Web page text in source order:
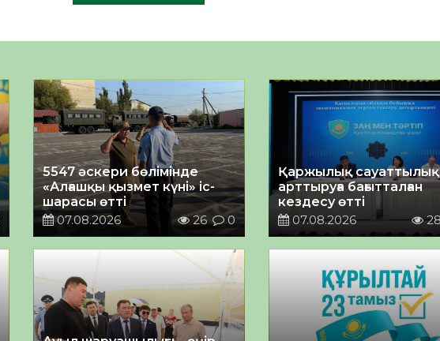
5547 әскери бөлімінде
«Алғашқы қызмет күні» іс-
шарасы өтті
07.08.2026
26 0
Қаржылық
арттыруға бағытталған
кездесу өтті
07.08.2026